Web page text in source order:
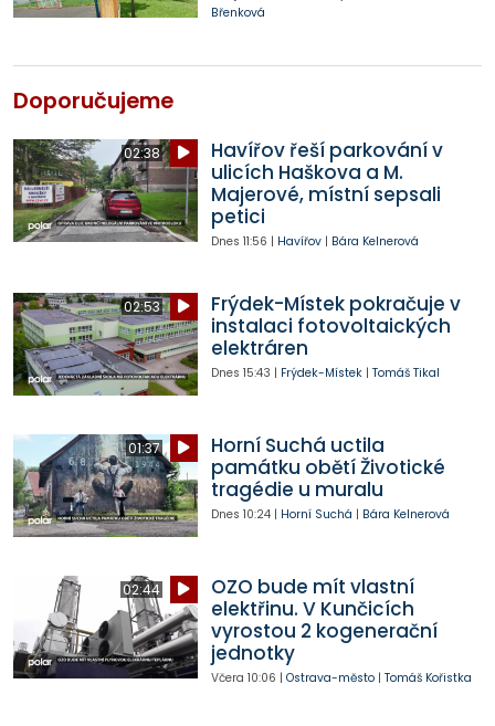
Břenková
Doporučujeme
02:38
Havířov řeší parkování v
ulicích Haškova a M.
Majerové, místní sepsali
petici
Dnes 11:56 | Havířov| Bára Kelnerová
02:53
Frýdek-Místek pokračuje v
instalaci fotovoltaických
elektráren
Dnes 15:43 | Frýdek-Místek| Tomáš Tikal
01:37
Horní Suchá uctila
památku obětí Životické
tragédie u muralu
Dnes 10:24| Horní Suchá | Bára Kelnerová
02:44
OZO bude mít vlastní
elektřinu. V Kunčicích
vyrostou 2 kogenerační
jednotky
Včera 10:06 | Ostrava-město| Tomáš Kořistka